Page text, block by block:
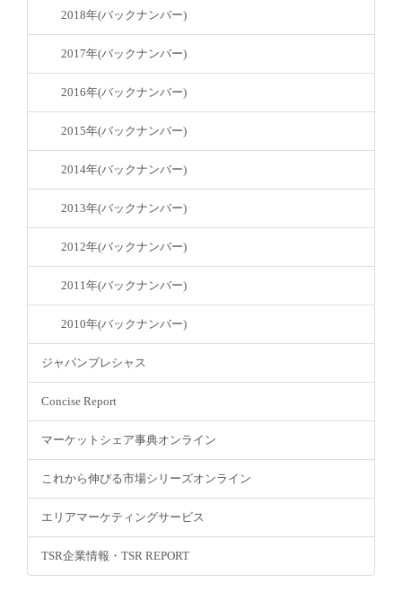
2018年(バックナンバー)
2017年(バックナンバー)
2016年(バックナンバー)
2015年(バックナンバー)
2014年(バックナンバー)
2013年(バックナンバー)
2012年(バックナンバー)
2011年(バックナンバー)
2010年(バックナンバー)
ジャパンプレシャス
Concise Report
マーケットシェア事典オンライン
これから伸びる市場シリーズオンライン
エリアマーケティングサービス
TSR企業情報・TSR REPORT